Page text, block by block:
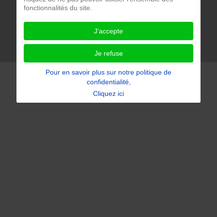
2niCreation ***
Accessibilité du site : partiellement conforme
fonctionnalités du site.
J'accepte
Je refuse
Pour en savoir plus sur notre politique de
confidentialité,
Cliquez ici